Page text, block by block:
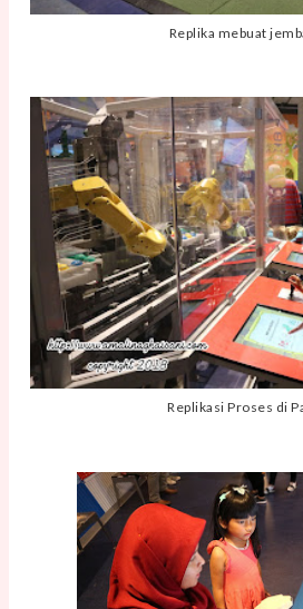
Replika mebuat
Replikasi Proses di